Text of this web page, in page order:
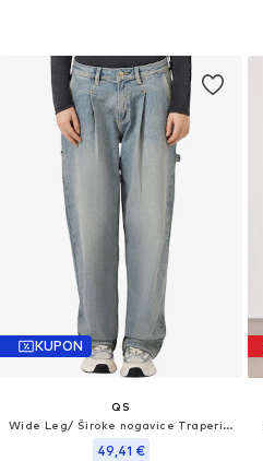
KUPON
QS
Wide Leg/ Široke nogavice Traperice s naborima
49,41 €